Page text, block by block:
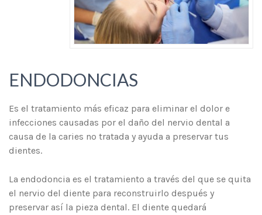
ENDODONCIAS
Es el tratamiento más eficaz para eliminar el dolor e
infecciones causadas por el daño del nervio dental a
causa de la caries no tratada y ayuda a preservar tus
dientes.
La endodoncia es el tratamiento a través del que se quita
el nervio del diente para reconstruirlo después y
preservar así la pieza dental. El diente quedará